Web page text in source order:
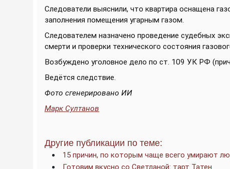
Следователи выяснили, что квартира оснащена
заполнения помещения угарным газом.
Следователем назначено проведение судебных
смерти и проверки технического состояния
Возбуждено уголовное дело по ст. 109 УК РФ
Ведётся следствие.
Фото сгенерировано ИИ
Марк Султанов
Другие публикации по теме:
15 причин, по которым чаще всего умирают
Готовим вкусно со Светланой: тарт Татен